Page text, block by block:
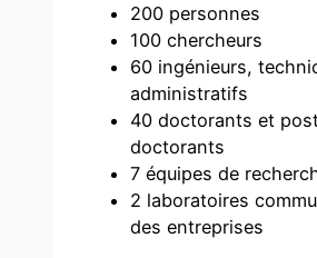
200 personnes
100 chercheurs
60 ingénieurs,
administratifs
40 doctorants et
doctorants
7 équipes de
2 laboratoires
des entreprises